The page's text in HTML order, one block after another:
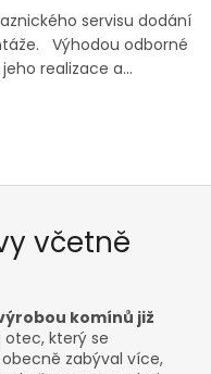
servisu dodání
Výhodou odborné
realizace a...
včetně
komínů již
otec, který se
zabýval více,